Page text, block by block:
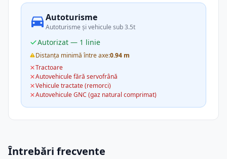
Autoturisme
Autoturisme și vehicule sub 3.5t
Autorizat — 1 linie
Distanța minimă între axe:0.94 m
Tractoare
Autovehicule fără servofrână
Vehicule tractate (remorci)
Autovehicule GNC (gaz natural comprimat)
Întrebări frecvente